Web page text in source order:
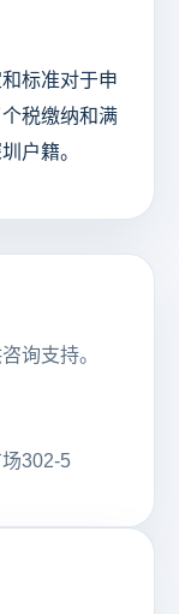
标准对于申
税缴纳和满
户籍。
询支持。
302-5